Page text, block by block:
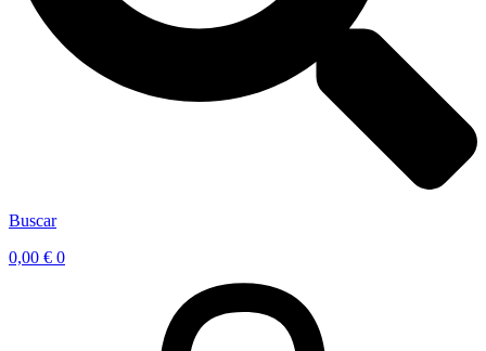
Buscar
0,00 € 0